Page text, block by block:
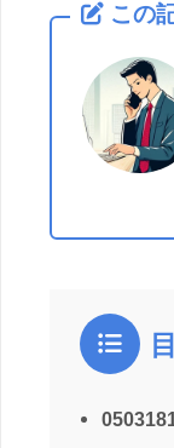
この